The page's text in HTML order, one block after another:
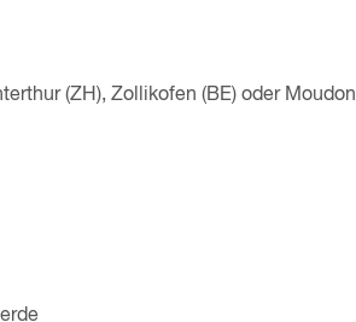
(ZH), Zollikofen (BE) oder Moudon